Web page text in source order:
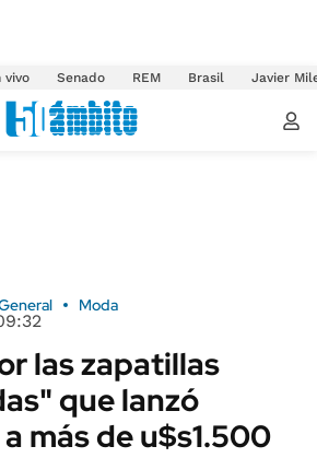
vivo Senado REM Brasil Javier
Moda
las zapatillas
que lanzó
más de u$s1.500